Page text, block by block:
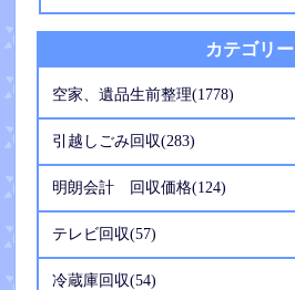
カテゴリー
空家、遺品生前整理(1778)
引越しごみ回収(283)
明朗会計 回収価格(124)
テレビ回収(57)
冷蔵庫回収(54)